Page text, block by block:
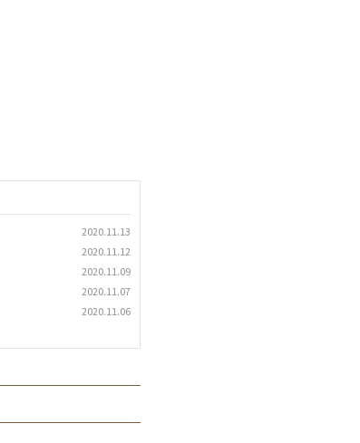
2020.11.13
2020.11.12
2020.11.09
2020.11.07
2020.11.06